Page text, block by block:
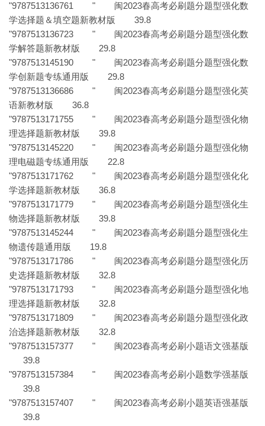
"9787513136761 " 闽2023春高考必刷题分题型强化数
学选择题＆填空题新教材版 39.8
"9787513136723 " 闽2023春高考必刷题分题型强化数
学解答题新教材版 29.8
"9787513145190 " 闽2023春高考必刷题分题型强化数
学创新题专练通用版 29.8
"9787513136686 " 闽2023春高考必刷题分题型强化英
语新教材版 36.8
"9787513171755 " 闽2023春高考必刷题分题型强化物
理选择题新教材版 39.8
"9787513145220 " 闽2023春高考必刷题分题型强化物
理电磁题专练通用版 22.8
"9787513171762 " 闽2023春高考必刷题分题型强化化
学选择题新教材版 36.8
"9787513171779 " 闽2023春高考必刷题分题型强化生
物选择题新教材版 39.8
"9787513145244 " 闽2023春高考必刷题分题型强化生
物遗传题通用版 19.8
"9787513171786 " 闽2023春高考必刷题分题型强化历
史选择题新教材版 32.8
"9787513171793 " 闽2023春高考必刷题分题型强化地
理选择题新教材版 32.8
"9787513171809 " 闽2023春高考必刷题分题型强化政
治选择题新教材版 32.8
"9787513157377 " 闽2023春高考必刷小题语文强基版
39.8
"9787513157384 " 闽2023春高考必刷小题数学强基版
39.8
"9787513157407 " 闽2023春高考必刷小题英语强基版
39.8